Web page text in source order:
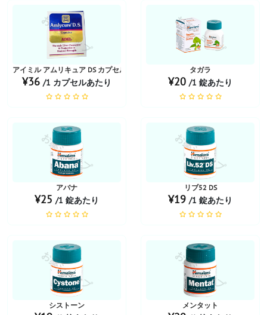
お薬ショップ
アイミル アムリキュア DS カプセル 20錠
¥36 /1 カプセルあたり
お薬ショップ
タガラ
¥20 /1 錠あたり
お薬ショップ
アバナ
¥25 /1 錠あたり
お薬ショップ
リブ52 DS
¥19 /1 錠あたり
お薬ショップ
シストーン
お薬ショップ
メンタット